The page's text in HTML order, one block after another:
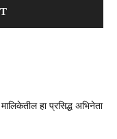
हा प्रसिद्ध अभिनेता